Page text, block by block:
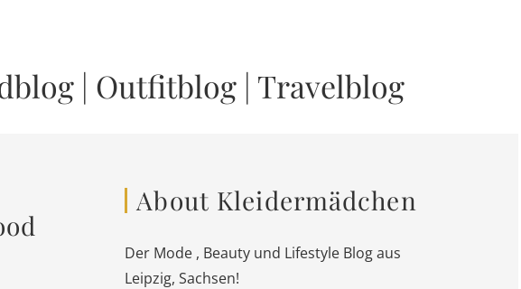
| Outfitblog | Travelblog
About Kleidermädchen
Der Mode , Beauty und Lifestyle Blog aus
Leipzig, Sachsen!